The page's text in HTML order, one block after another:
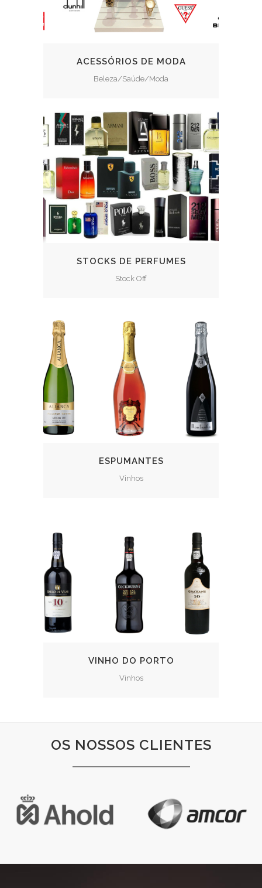
ACESSÓRIOS DE MODA
Beleza/Saúde/Moda
STOCKS DE PERFUMES
Stock Off
ESPUMANTES
Vinhos
VINHO DO PORTO
Vinhos
OS NOSSOS CLIENTES